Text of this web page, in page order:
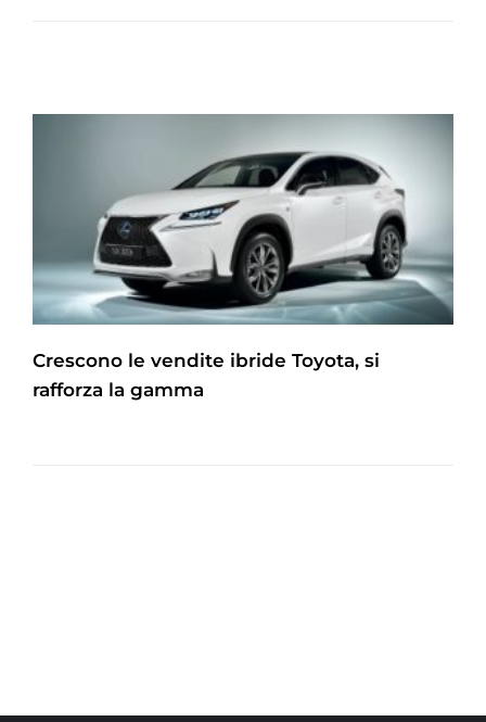
Crescono le vendite ibride Toyota, si
rafforza la gamma